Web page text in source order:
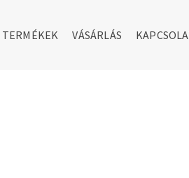
TERMÉKEK VÁSÁRLÁS